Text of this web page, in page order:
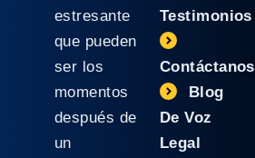
estresante
que pueden
ser los
momentos
después de
un
Testimonios
Contáctanos
Blog
De Voz
Legal